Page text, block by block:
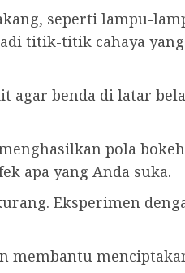
seperti lampu-
titik-titik cahaya
agar benda di latar
pola
apa yang Anda suka.
Eksperimen
membantu